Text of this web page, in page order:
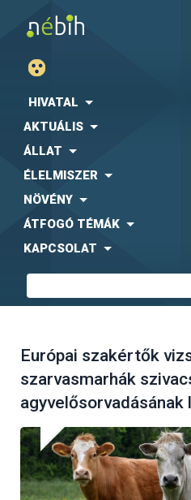
HIVATAL
AKTUÁLIS
ÁLLAT
ÉLELMISZER
NÖVÉNY
ÁTFOGÓ TÉMÁK
KAPCSOLAT
Európai szakértők
szarvasmarhák